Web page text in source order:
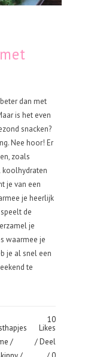
dan met
is het even
snacken?
Nee hoor! Er
zoals
je van een
je heerlijk
de
je
waarmee je
je al snel een
te
/
10
Likes
Deel